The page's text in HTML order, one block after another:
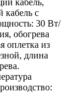
кабель,
кабель с
30 Вт/
обогрева
оплетка из
длина